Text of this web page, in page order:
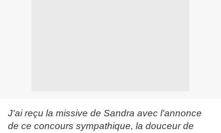
J'ai reçu la missive de Sandra avec l'annonce
de ce concours sympathique, la douceur de